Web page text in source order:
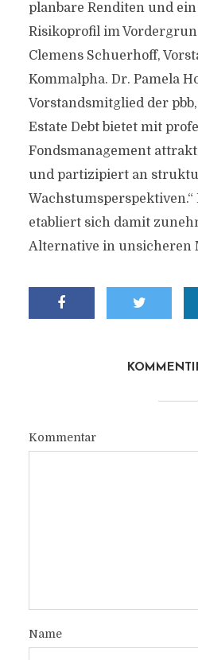
planbare Renditen und
Risikoprofil im
Clemens Schuerhoff,
Kommalpha. Dr. Pamela
Vorstandsmitglied der
Estate Debt bietet mit
Fondsmanagement
und partizipiert an
Wachstumsperspektiven.“
etabliert sich damit
Alternative in unsicheren
Kommentar
Name